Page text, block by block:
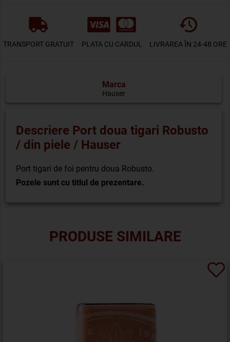
TRANSPORT GRATUIT PLATA CU CARDUL LIVRAREA ÎN 24-48 ORE
Marca
Hauser
Descriere Port doua tigari Robusto
/ din piele / Hauser
Port tigari de foi pentru doua Robusto.
Pozele sunt cu titlul de prezentare.
PRODUSE SIMILARE